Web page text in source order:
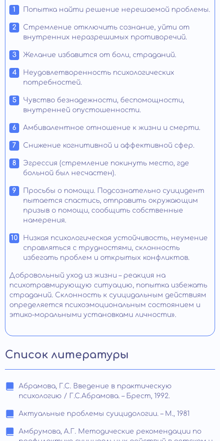
Попытка найти решение нерешаемой проблемы.
Стремление отключить сознание, уйти от
внутренних неразрешимых противоречий.
Желание избавится от боли, страданий.
Неудовлетворенность психологических
потребностей.
Чувство безнадежности, беспомощности,
внутренней опустошенности.
Амбивалентное отношение к жизни и смерти.
Снижение когнитивной и аффективной сфер.
Эгрессия (стремление покинуть место, где
больной был несчастен).
Просьбы о помощи. Подсознательно суицидент
пытается спастись, отправить окружающим
призыв о помощи, сообщить собственные
намерения.
Низкая психологическая устойчивость, неумение
справляться с трудностями, склонность
избегать проблем и открытых конфликтов.
Добровольный уход из жизни – реакция на
психотравмирующую ситуацию, попытка избежать
страданий. Склонность к суицидальным действиям
определяется психоэмоциональным состоянием и
этико-моральными установками личности».
Список литературы
Абрамова, Г.С. Введение в практическую
психологию / Г.С.Абрамова. – Брест, 1992.
Актуальные проблемы суицидологии. – М., 1981
Амбрумова, А.Г. Методические рекомендации по